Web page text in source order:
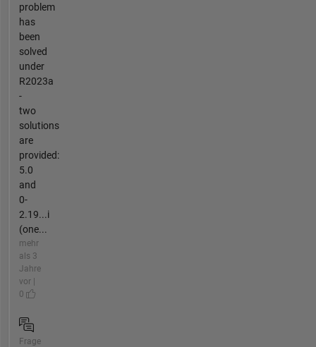
problem
has
been
solved
under
R2023a
-
two
solutions
are
provided:
5.0
and
0-
2.19...i
(one...
mehr
als 3
Jahre
vor |
0
Frage